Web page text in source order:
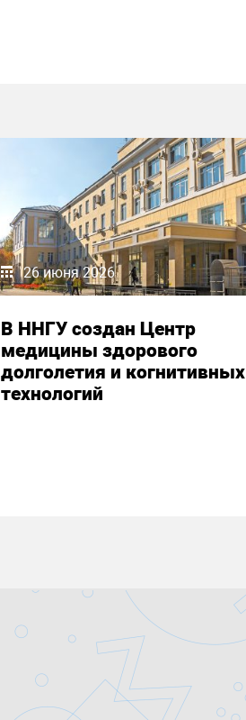
26 июня 2026
В ННГУ создан Центр
медицины здорового
долголетия и когнитивных
технологий